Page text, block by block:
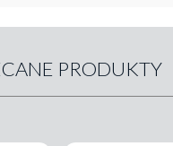
PRODUKTY